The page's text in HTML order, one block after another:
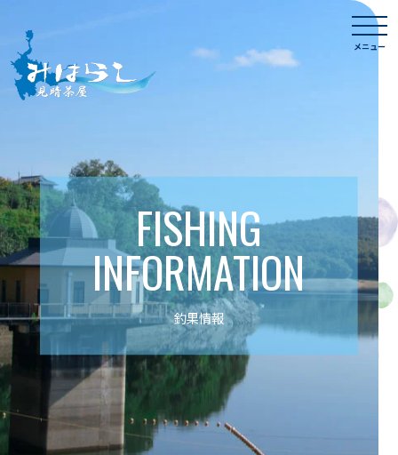
content
メニュー
FISHING
INFORMATION
釣果情報